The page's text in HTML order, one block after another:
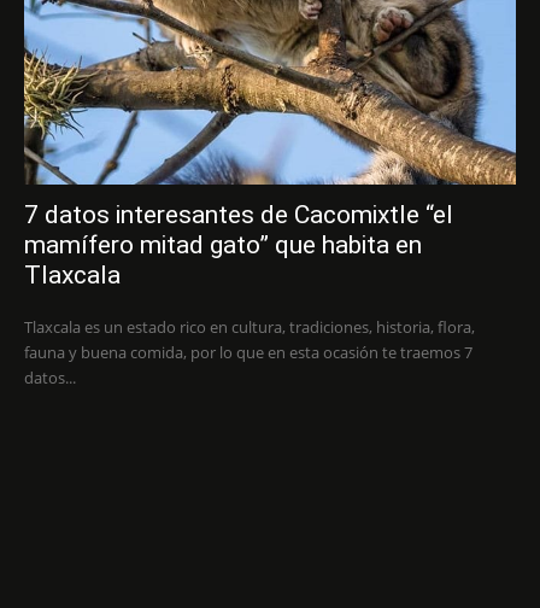
7 datos interesantes de Cacomixtle “el
mamífero mitad gato” que habita en
Tlaxcala
Tlaxcala es un estado rico en cultura, tradiciones, historia, flora,
fauna y buena comida, por lo que en esta ocasión te traemos 7
datos...